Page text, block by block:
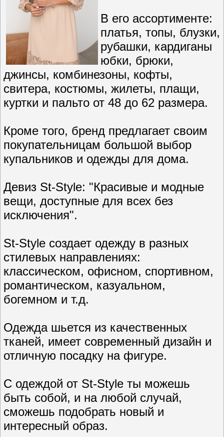
В его ассортименте:
платья, топы, блузки,
рубашки, кардиганы
юбки, брюки,
джинсы, комбинезоны, кофты,
свитера, костюмы, жилеты, плащи,
куртки и пальто от 48 до 62 размера.
Кроме того, бренд предлагает своим
покупательницам большой выбор
купальников и одежды для дома.
Девиз St-Style: "Красивые и модные
вещи, доступные для всех без
исключения".
St-Style создает одежду в разных
стилевых направлениях:
классическом, офисном, спортивном,
романтическом, казуальном,
богемном и т.д.
Одежда шьется из качественных
тканей, имеет современный дизайн и
отличную посадку на фигуре.
С одеждой от St-Style ты можешь
быть собой, и на любой случай,
сможешь подобрать новый и
интересный образ.